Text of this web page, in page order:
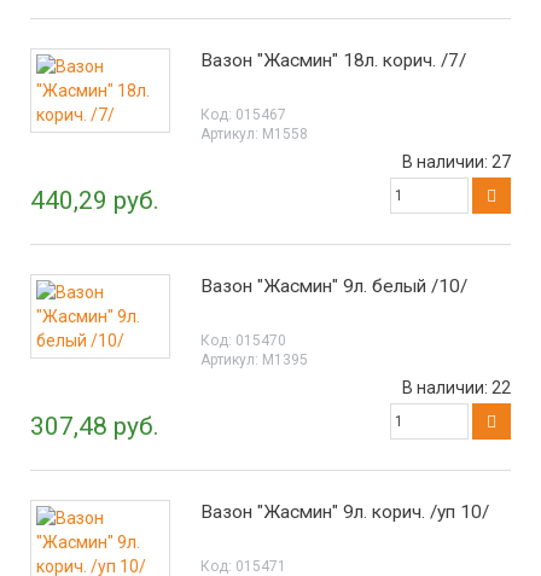
Вазон "Жасмин" 18л. корич. /7/
Код: 015467
Артикул: М1558
440,29 руб.
В наличии: 27
Вазон "Жасмин" 9л. белый /10/
Код: 015470
Артикул: М1395
307,48 руб.
В наличии: 22
Вазон "Жасмин" 9л. корич. /уп 10/
Код: 015471